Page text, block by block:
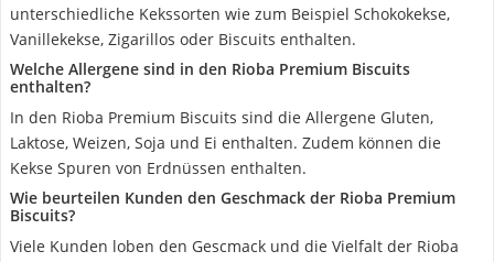
unterschiedliche Kekssorten wie zum Beispiel Schokokekse,
Vanillekekse, Zigarillos oder Biscuits enthalten.
Welche Allergene sind in den Rioba Premium Biscuits
enthalten?
In den Rioba Premium Biscuits sind die Allergene Gluten,
Laktose, Weizen, Soja und Ei enthalten. Zudem können die
Kekse Spuren von Erdnüssen enthalten.
Wie beurteilen Kunden den Geschmack der Rioba Premium
Biscuits?
Viele Kunden loben den Gescmack und die Vielfalt der Rioba